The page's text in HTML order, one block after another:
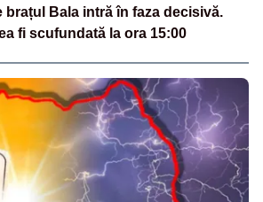
brațul Bala intră în faza decisivă.
fi scufundată la ora 15:00